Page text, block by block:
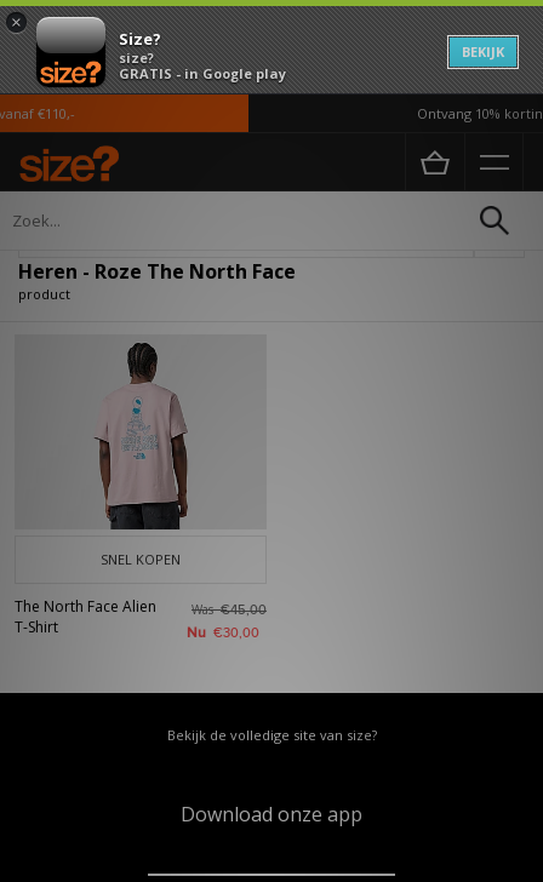
×
Size?
size?
GRATIS - in Google play
BEKIJK
€110,- Ontvang 10%
Home Heren
Heren - Roze The North Face
product
SNEL KOPEN
The North Face Alien
T-Shirt
Was€45,00
Nu €30,00
Bekijk de volledige site van size?
Download onze app